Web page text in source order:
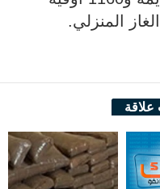
المنزلي.
علاقة